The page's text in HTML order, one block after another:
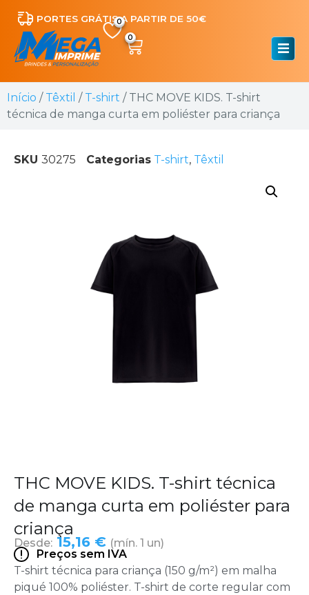
PORTES GRÁTIS A PARTIR DE 50€
0
Início / Têxtil / T-shirt / THC MOVE KIDS. T-shirt
técnica de manga curta em poliéster para criança
SKU 30275 Categorias T-shirt, Têxtil
THC MOVE KIDS. T-shirt técnica
de manga curta em poliéster para
criança
Desde: 15,16 € (mín. 1 un)
Preços sem IVA
T-shirt técnica para criança (150 g/m²) em malha
piqué 100% poliéster. T-shirt de corte regular com